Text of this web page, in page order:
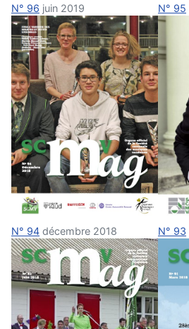
N° 96 juin 2019 N° 95
N° 94 décembre 2018 N° 93